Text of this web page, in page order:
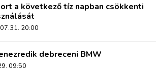
a következő tíz napban csökkenti
20:00
debreceni BMW
09:50